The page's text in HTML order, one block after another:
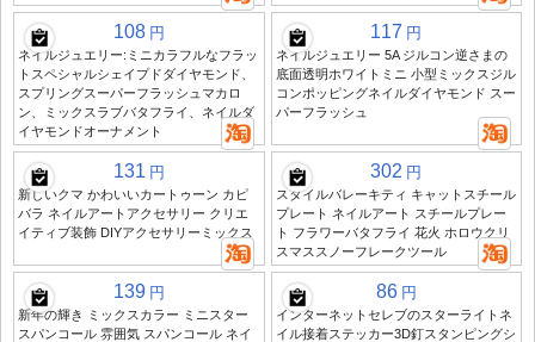
108 円
ネイルジュエリー:ミニカラフルなフラッ
トスペシャルシェイプドダイヤモンド、
スプリングスーパーフラッシュマカロ
ン、ミックスラブバタフライ、ネイルダ
イヤモンドオーナメント
117 円
ネイルジュエリー 5A ジルコン逆さまの
底面透明ホワイトミニ 小型ミックスジル
コンポッピングネイルダイヤモンド スー
パーフラッシュ
131 円
新しいクマ かわいいカートゥーン カピ
バラ ネイルアートアクセサリー クリエ
イティブ装飾 DIYアクセサリーミックス
302 円
スタイルバレーキティ キャットスチール
プレート ネイルアート スチールプレー
ト フラワーバタフライ 花火 ホロウクリ
スマススノーフレークツール
139 円
新年の輝き ミックスカラー ミニスター
スパンコール 雰囲気 スパンコール ネイ
86 円
インターネットセレブのスターライトネ
イル接着ステッカー3D釘スタンピングシ